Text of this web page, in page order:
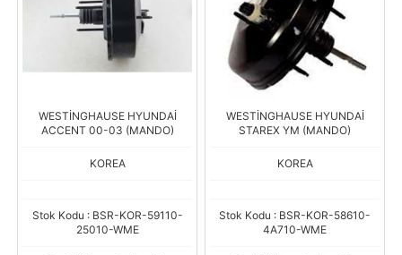
WESTİNGHAUSE HYUNDAİ
ACCENT 00-03 (MANDO)
KOREA
Stok Kodu : BSR-KOR-59110-
25010-WME
WESTİNGHAUSE HYUNDAİ
STAREX YM (MANDO)
KOREA
Stok Kodu : BSR-KOR-58610-
4A710-WME